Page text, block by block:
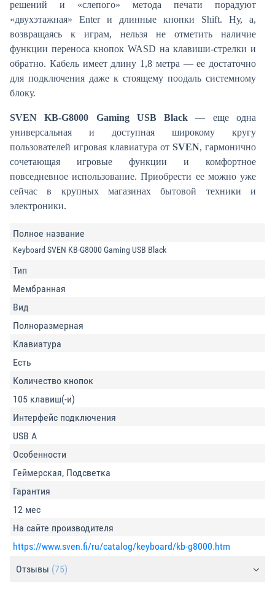
решений и «слепого» метода печати порадуют
«двухэтажная» Enter и длинные кнопки Shift. Ну, а,
возвращаясь к играм, нельзя не отметить наличие
функции переноса кнопок WASD на клавиши-стрелки и
обратно. Кабель имеет длину 1,8 метра — ее достаточно
для подключения даже к стоящему поодаль системному
блоку.
SVEN KB-G8000 Gaming USB Black — еще одна
универсальная и доступная широкому кругу
пользователей игровая клавиатура от SVEN, гармонично
сочетающая игровые функции и комфортное
повседневное использование. Приобрести ее можно уже
сейчас в крупных магазинах бытовой техники и
электроники.
Полное название
Keyboard SVEN KB-G8000 Gaming USB Black
Тип
Мембранная
Вид
Полноразмерная
Клавиатура
Есть
Количество кнопок
105 клавиш(-и)
Интерфейс подключения
USB A
Особенности
Геймерская, Подсветка
Гарантия
12 мес
На сайте производителя
https://www.sven.fi/ru/catalog/keyboard/kb-g8000.htm
Отзывы (75)